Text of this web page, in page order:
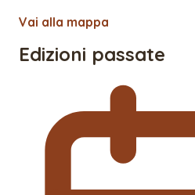
Vai alla mappa
Edizioni passate